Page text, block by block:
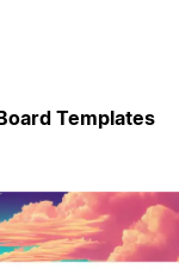
Templates